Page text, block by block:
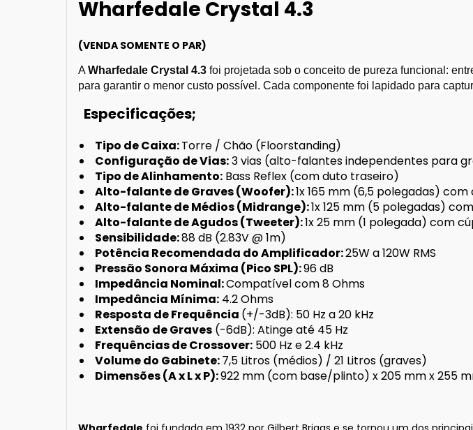
Wharfedale Crystal 4.3
(VENDA SOMENTE O PAR)
AWharfedale Crystal 4.3 foi projetada sob o conceito de pureza funcional:
para garantir o menor custo possível. Cada componente foi lapidado para
Especificações;
Tipo de Caixa:Torre / Chão (Floorstanding)
Configuração de Vias:3 vias (alto-falantes independentes para
Tipo de Alinhamento: Bass Reflex (com duto traseiro)
Alto-falante de Graves (Woofer):1x 165 mm (6,5 polegadas)
Alto-falante de Médios (Midrange):1x 125 mm (5 polegadas)
Alto-falante de Agudos (Tweeter):1x 25 mm (1 polegada) com
Sensibilidade:88 dB (2.83V @ 1m)
Potência Recomendada do Amplificador:25W a 120W RMS
Pressão Sonora Máxima (Pico SPL):96 dB
Impedância Nominal:Compatível com 8 Ohms
Impedância Mínima: 4.2 Ohms
Resposta de Frequência (+/-3dB): 50 Hz a 20 kHz
Extensão de Graves (-6dB): Atinge até 45 Hz
Frequências de Crossover: 500 Hz e 2.4 kHz
Volume do Gabinete:7,5 Litros (médios) / 21 Litros (graves)
Dimensões (A x L x P):922 mm (com base/plinto) x 205 mm x 255